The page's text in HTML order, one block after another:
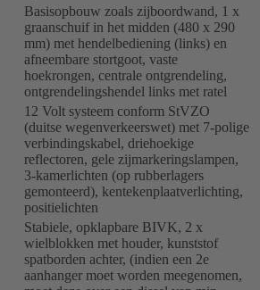
Basisopbouw zoals zijboordwand, 1 x
graanschuif in het midden (480 x 290
mm) met hendelbediening (links) en
afneembare stortgoot, vaste
hoekrongen, centrale ontgrendeling,
ontgrendelingshendel links met ratel
12 Volt systeem conform StVZO
(duitse wegenverkeerswet) met 7-polige
verbindingskabel, driehoekige
reflectoren, gele zijmarkeringslampen,
3-kamerlichten (op rubberlagers
gemonteerd), kentekenplaatverlichting,
positielichten
Stabiele, opklapbare BIVK, 2 x
wielblokken met houder, kunststof
spatborden achter, (indien een 2e
aanhanger moet worden meegenomen,